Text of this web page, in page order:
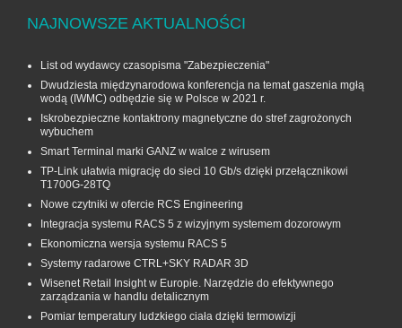
NAJNOWSZE AKTUALNOŚCI
List od wydawcy czasopisma "Zabezpieczenia"
Dwudziesta międzynarodowa konferencja na temat gaszenia mgłą
wodą (IWMC) odbędzie się w Polsce w 2021 r.
Iskrobezpieczne kontaktrony magnetyczne do stref zagrożonych
wybuchem
Smart Terminal marki GANZ w walce z wirusem
TP-Link ułatwia migrację do sieci 10 Gb/s dzięki przełącznikowi
T1700G‑28TQ
Nowe czytniki w ofercie RCS Engineering
Integracja systemu RACS 5 z wizyjnym systemem dozorowym
Ekonomiczna wersja systemu RACS 5
Systemy radarowe CTRL+SKY RADAR 3D
Wisenet Retail Insight w Europie. Narzędzie do efektywnego
zarządzania w handlu detalicznym
Pomiar temperatury ludzkiego ciała dzięki termowizji